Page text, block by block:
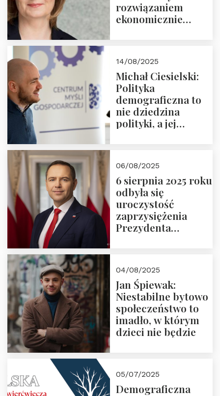
rozwiązaniem
ekonomicznie
14/08/2025
Michał Ciesielski:
Polityka
demograficzna to
nie dziedzina
polityki, a jej
06/08/2025
6 sierpnia 2025 roku
odbyła się
uroczystość
zaprzysiężenia
Prezydenta
Nawrockiego
04/08/2025
Jan Śpiewak:
Niestabilne bytowo
społeczeństwo to
imadło, w którym
dzieci nie będzie
05/07/2025
Demograficzna